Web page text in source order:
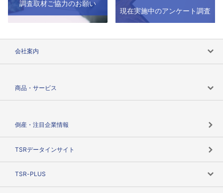
調査取材ご協力のお願い
現在実施中のアンケート調査
会社案内
商品・サービス
倒産・注目企業情報
TSRデータインサイト
TSR-PLUS